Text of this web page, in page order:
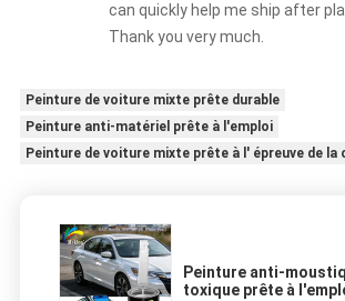
can quickly help me ship after
Thank you very much.
Peinture de voiture mixte prête durable
Peinture anti-matériel prête à l'emploi
Peinture de voiture mixte prête à l' épreuve de la
Peinture anti-
toxique prête à